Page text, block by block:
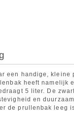
een handige,
heeft namelijk
5 liter. De
en
de prullenbak leeg